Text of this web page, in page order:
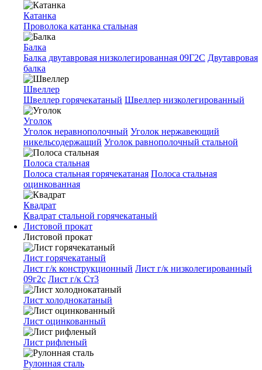
Катанка
Проволока катанка стальная
Балка
Балка двутавровая низколегированная 09Г2С Двутавровая
балка
Швеллер
Швеллер горячекатаный Швеллер низколегированный
Уголок
Уголок неравнополочный Уголок нержавеющий
никельсодержащий Уголок равнополочный стальной
Полоса стальная
Полоса стальная горячекатаная Полоса стальная
оцинкованная
Квадрат
Квадрат стальной горячекатаный
Листовой прокат
Листовой прокат
Лист горячекатаный
Лист г/к конструкционный Лист г/к низколегированный
09г2с Лист г/к Ст3
Лист холоднокатаный
Лист оцинкованный
Лист рифленый
Рулонная сталь